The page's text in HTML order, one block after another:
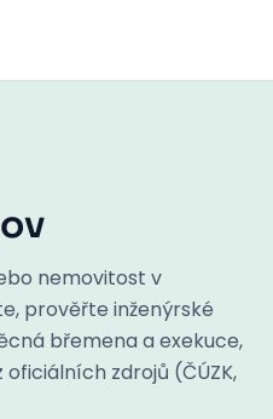
nemovitost v
prověřte inženýrské
břemena a exekuce,
zdrojů (ČÚZK,